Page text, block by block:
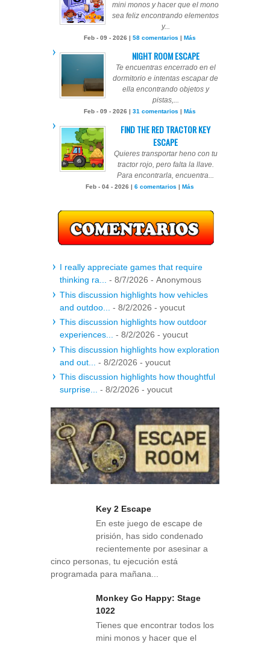
mini monos y hacer que el mono
sea feliz encontrando elementos
y...
Feb - 09 - 2026 | 58 comentarios Más
NIGHT ROOM ESCAPE
Te encuentras encerrado en el
dormitorio e intentas escapar de
ella encontrando objetos y
pistas,...
Feb - 09 - 2026 | 31 comentarios Más
FIND THE RED TRACTOR KEY
ESCAPE
Quieres transportar heno con tu
tractor rojo, pero falta la llave.
Para encontrarla, encuentra...
Feb - 04 - 2026 | 6 comentarios Más
I really appreciate games that require
thinking ra... - 8/7/2026 - Anonymous
This discussion highlights how vehicles
and outdoo...
- 8/2/2026 - youcut
This discussion highlights how outdoor
experiences... - 8/2/2026 - youcut
This discussion highlights how exploration
and out...
- 8/2/2026 - youcut
This discussion highlights how thoughtful
surprise... - 8/2/2026 - youcut
Key 2 Escape
En este juego de escape de
prisión, has sido condenado
recientemente por asesinar a
cinco personas, tu ejecución está
programada para mañana...
Monkey Go Happy: Stage
1022
Tienes que encontrar todos los
mini monos y hacer que el